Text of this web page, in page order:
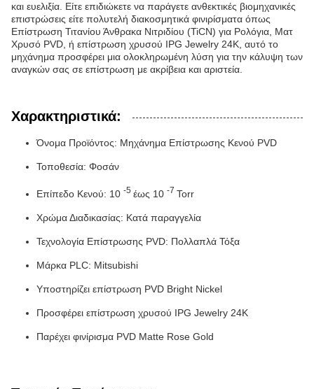
και ευελιξία. Είτε επιδιώκετε να παράγετε ανθεκτικές βιομηχανικές
επιστρώσεις είτε πολυτελή διακοσμητικά φινιρίσματα όπως
Επίστρωση Τιτανίου Άνθρακα Νιτριδίου (TiCN) για Ρολόγια, Ματ
Χρυσό PVD, ή επίστρωση χρυσού IPG Jewelry 24K, αυτό το
μηχάνημα προσφέρει μια ολοκληρωμένη λύση για την κάλυψη των
αναγκών σας σε επίστρωση με ακρίβεια και αριστεία.
Χαρακτηριστικά:
Όνομα Προϊόντος: Μηχάνημα Επίστρωσης Κενού PVD
Τοποθεσία: Φοσάν
Επίπεδο Κενού: 10 -5 έως 10 -7 Torr
Χρώμα Διαδικασίας: Κατά παραγγελία
Τεχνολογία Επίστρωσης PVD: Πολλαπλά Τόξα
Μάρκα PLC: Mitsubishi
Υποστηρίζει επίστρωση PVD Bright Nickel
Προσφέρει επίστρωση χρυσού IPG Jewelry 24K
Παρέχει φινίρισμα PVD Matte Rose Gold